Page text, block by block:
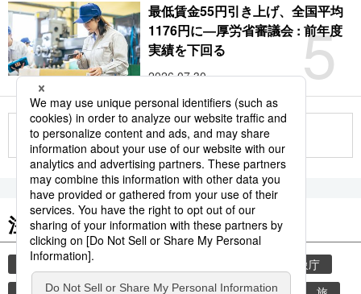
5
最低賃金55円引き上げ、全国平均
1176円に―厚労省審議会 : 前年度
実績を下回る
2026.07.30
もっと見る
注目のキーワード
共同通信ニュース
気象庁